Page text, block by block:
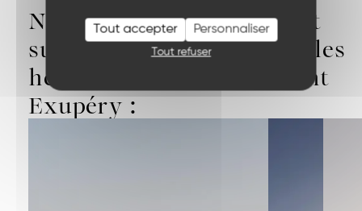
Tout accepter
Tout refuser
Personnaliser
Notre marque se construit
sur 5 valeursfondamentales
héritées d’Antoine de Saint
Exupéry :